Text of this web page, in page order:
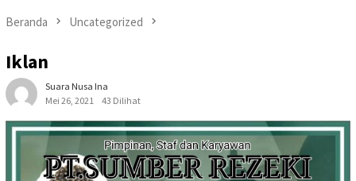
Beranda Uncategorized
Iklan
Suara Nusa Ina
Mei 26, 2021
43 Dilihat